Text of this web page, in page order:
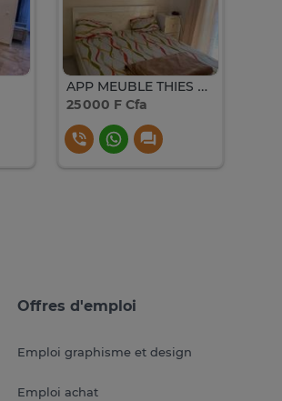
APP MEUBLE THIES GRAND STANDING
25 000 F Cfa
Offres d'emploi
Emploi graphisme et design
Emploi achat